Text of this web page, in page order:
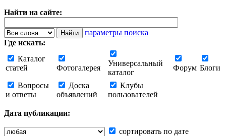
Найти на сайте:
параметры поиска
Где искать:
Каталог
статей
Фотогалерея
Универсальный
каталог
Форум Блоги
Вопросы
и ответы
Доска
объявлений
Клубы
пользователей
Дата публикации:
сортировать по дате